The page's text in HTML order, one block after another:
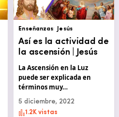
Enseñanzas Jesús
Así es la actividad de
la ascensión | Jesús
La Ascensión en la Luz
puede ser explicada en
términos muy…
5 diciembre, 2022
1.2K vistas